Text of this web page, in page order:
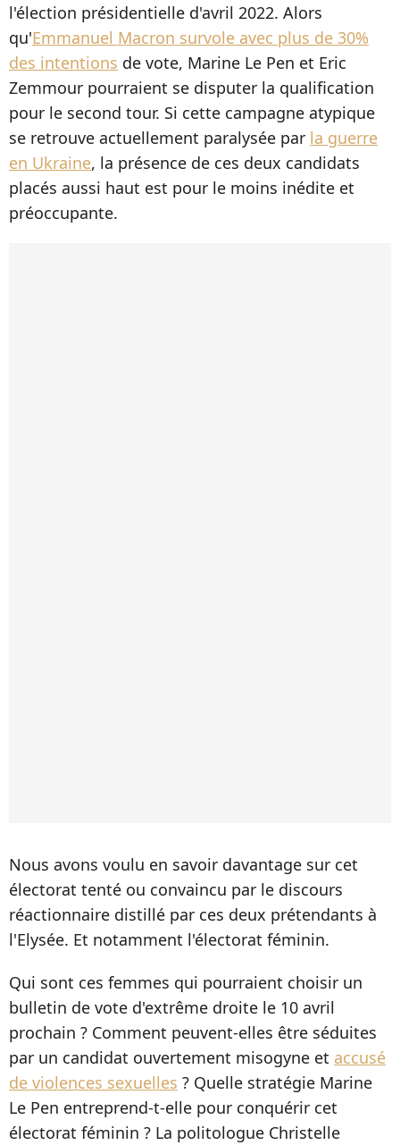
l'élection présidentielle d'avril 2022. Alors
qu'Emmanuel Macron survole avec plus de 30%
des intentions de vote, Marine Le Pen et Eric
Zemmour pourraient se disputer la qualification
pour le second tour. Si cette campagne atypique
se retrouve actuellement paralysée par la guerre
en Ukraine, la présence de ces deux candidats
placés aussi haut est pour le moins inédite et
préoccupante.
Nous avons voulu en savoir davantage sur cet
électorat tenté ou convaincu par le discours
réactionnaire distillé par ces deux prétendants à
l'Elysée. Et notamment l'électorat féminin.
Qui sont ces femmes qui pourraient choisir un
bulletin de vote d'extrême droite le 10 avril
prochain ? Comment peuvent-elles être séduites
par un candidat ouvertement misogyne et accusé
de violences sexuelles ? Quelle stratégie Marine
Le Pen entreprend-t-elle pour conquérir cet
électorat féminin ? La politologue Christelle